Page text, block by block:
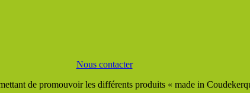
Nous contacter
de promouvoir les différents produits « made in